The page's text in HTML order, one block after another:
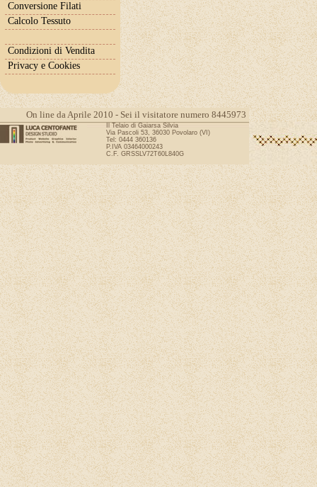
Conversione Filati
Calcolo Tessuto
Condizioni di Vendita
Privacy e Cookies
On line da Aprile 2010 - Sei il visitatore numero 8445973
Il Telaio di Gaiarsa Silvia
Via Pascoli 53, 36030 Povolaro (VI)
Tel: 0444 360136
P.IVA 03464000243
C.F. GRSSLV72T60L840G